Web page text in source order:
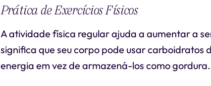
Prática de Exercícios Físicos
A atividade física regular ajuda a aumentar a
significa que seu corpo pode usar carboidratos
energia em vez de armazená-los como gordura.